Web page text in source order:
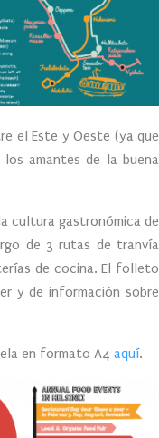
el Este y Oeste (ya que
amantes de la buena
cultura gastronómica de
de 3 rutas de tranvía
de cocina. El folleto
y de información sobre
en formato A4 aquí.